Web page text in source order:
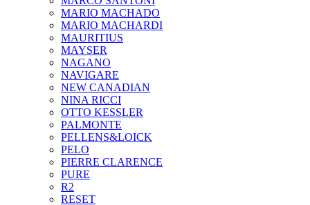
MARIO MACHADO
MARIO MACHARDI
MAURITIUS
MAYSER
NAGANO
NAVIGARE
NEW CANADIAN
NINA RICCI
OTTO KESSLER
PALMONTE
PELLENS&LOICK
PELO
PIERRE CLARENCE
PURE
R2
RESET